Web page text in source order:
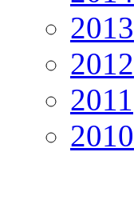
2013
2012
2011
2010